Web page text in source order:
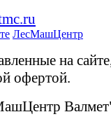
ЛесМашЦентр
на
офертой.